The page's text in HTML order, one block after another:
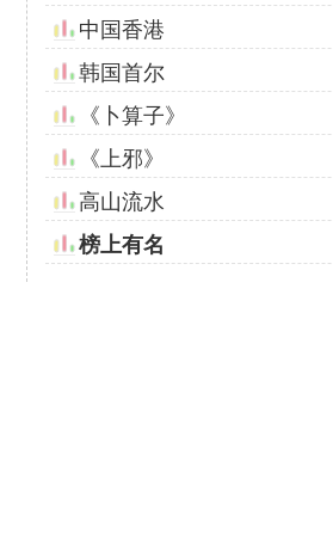
中国香港
韩国首尔
《卜算子》
《上邪》
高山流水
榜上有名